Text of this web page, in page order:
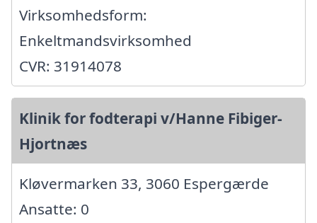
Virksomhedsform:
Enkeltmandsvirksomhed
CVR: 31914078
Klinik for fodterapi v/Hanne Fibiger-
Hjortnæs
Kløvermarken 33, 3060 Espergærde
Ansatte: 0